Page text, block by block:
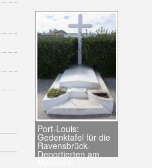
Port-Louis:
Gedenktafel für die
Ravensbrück-
Deportierten am